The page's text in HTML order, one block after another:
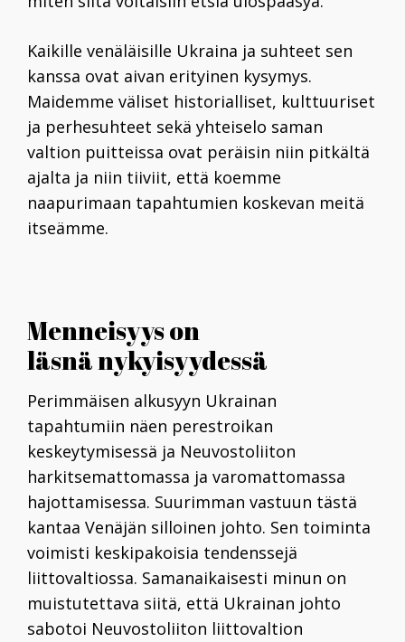
Kaikille venäläisille Ukraina ja suhteet sen
kanssa ovat aivan erityinen kysymys.
Maidemme väliset historialliset, kulttuuriset
ja perhesuhteet sekä yhteiselo saman
valtion puitteissa ovat peräisin niin pitkältä
ajalta ja niin tiiviit, että koemme
naapurimaan tapahtumien koskevan meitä
itseämme.
Menneisyys on
läsnä nykyisyydessä
Perimmäisen alkusyyn Ukrainan
tapahtumiin näen perestroikan
keskeytymisessä ja Neuvostoliiton
harkitsemattomassa ja varomattomassa
hajottamisessa. Suurimman vastuun tästä
kantaa Venäjän silloinen johto. Sen toiminta
voimisti keskipakoisia tendenssejä
liittovaltiossa. Samanaikaisesti minun on
muistutettava siitä, että Ukrainan johto
sabotoi Neuvostoliiton liittovaltion